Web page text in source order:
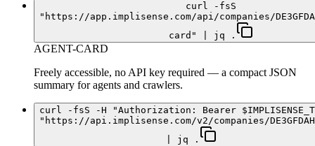
curl -fsS
"https://app.implisense.com/api/companies/
card" | jq .
AGENT-CARD
Freely accessible, no API key required — a compact JSON
summary for agents and crawlers.
curl -fsS -H "Authorization: Bearer
"https://api.implisense.com/v2/companies/
| jq .